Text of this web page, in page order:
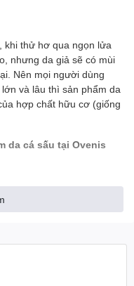
đắt đỏ bậc nhất hiện
sử dụng làm sản phẩm
từ da cá sấu có độđàn
cá sấu càng mềm mịn
từ da cá thật sẽ
cấp. Bạn như được
(được xem hàng khi
khi thử hơ qua ngọn lửa
nhưng da giả sẽ có mùi
Nên mọi người dùng
và lâu thì sản phẩm da
hợp chất hữu cơ (giống
da cá sấu tại Ovenis
thật trên tay để khách có
tránh làm sai lệch tính